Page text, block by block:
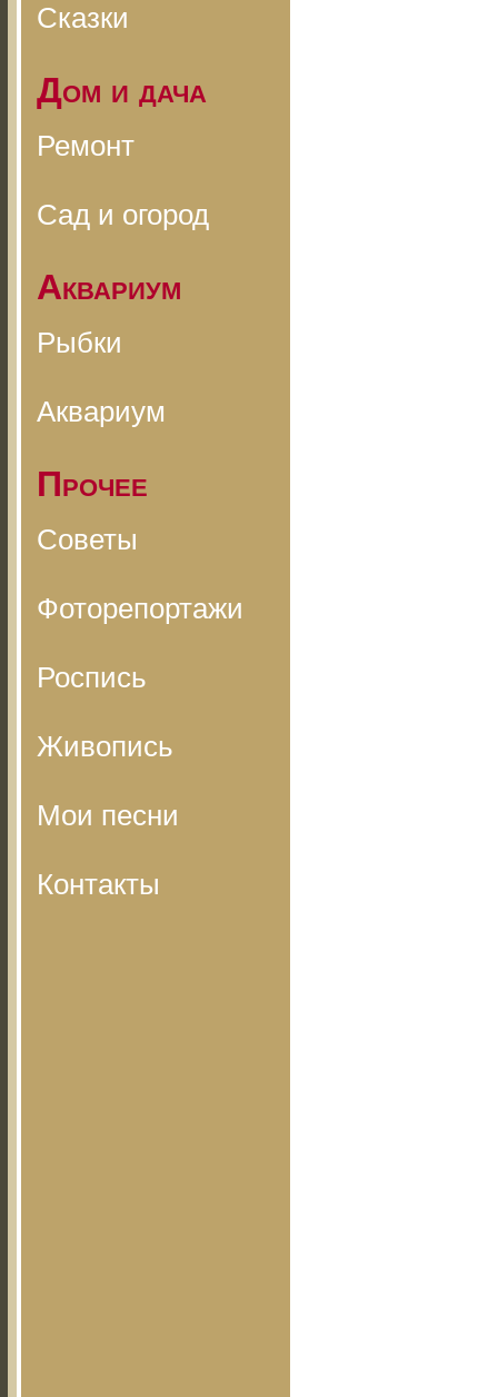
Сказки
Дом и дача
Ремонт
Сад и огород
Аквариум
Рыбки
Аквариум
Прочее
Советы
Фоторепортажи
Роспись
Живопись
Мои песни
Контакты